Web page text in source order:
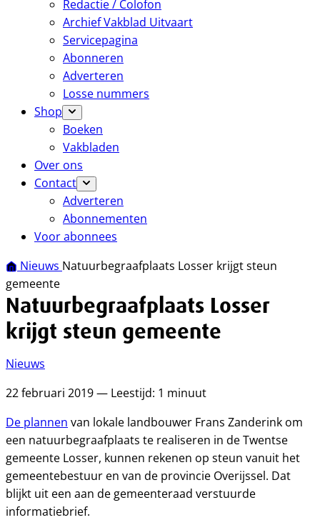
Redactie / Colofon
Archief Vakblad Uitvaart
Servicepagina
Abonneren
Adverteren
Losse nummers
Shop
Boeken
Vakbladen
Over ons
Contact
Adverteren
Abonnementen
Voor abonnees
Nieuws Natuurbegraafplaats Losser krijgt steun
gemeente
Natuurbegraafplaats Losser
krijgt steun gemeente
Nieuws
22 februari 2019 — Leestijd: 1 minuut
De plannen van lokale landbouwer Frans Zanderink om
een natuurbegraafplaats te realiseren in de Twentse
gemeente Losser, kunnen rekenen op steun vanuit het
gemeentebestuur en van de provincie Overijssel. Dat
blijkt uit een aan de gemeenteraad verstuurde
informatiebrief.